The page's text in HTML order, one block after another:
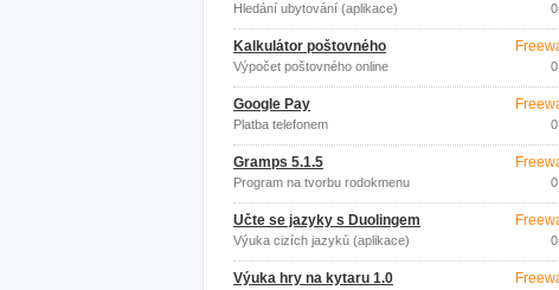
Hledání ubytování (aplikace)
Kalkulátor poštovného
Výpočet poštovného online
Google Pay
Platba telefonem
Gramps 5.1.5
Program na tvorbu rodokmenu
Učte se jazyky s Duolingem
Výuka cizích jazyků (aplikace)
Výuka hry na kytaru 1.0